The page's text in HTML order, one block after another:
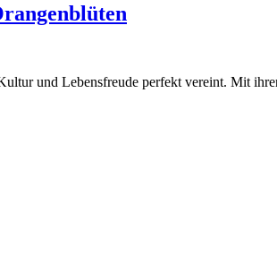
und Lebensfreude perfekt vereint. Mit